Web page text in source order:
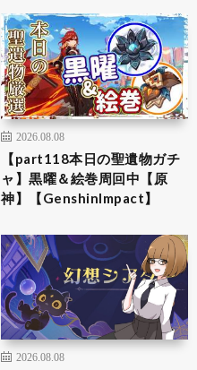
2026.08.08
【part118本日の聖遺物ガチ
ャ】黒曜＆絵巻周回中【原
神】【GenshinImpact】
2026.08.08